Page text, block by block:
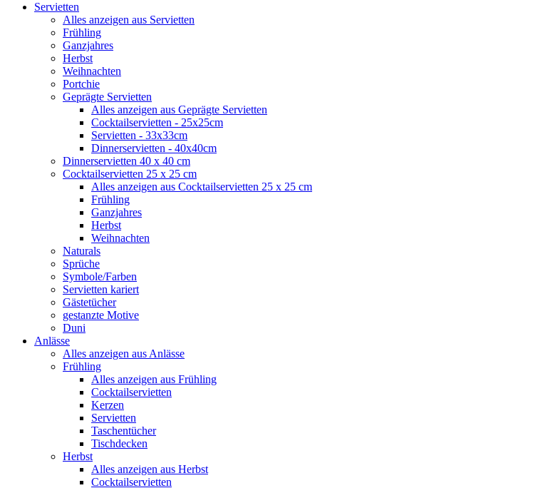
Servietten
Alles anzeigen aus Servietten
Frühling
Ganzjahres
Herbst
Weihnachten
Portchie
Geprägte Servietten
Alles anzeigen aus Geprägte Servietten
Cocktailservietten - 25x25cm
Servietten - 33x33cm
Dinnerservietten - 40x40cm
Dinnerservietten 40 x 40 cm
Cocktailservietten 25 x 25 cm
Alles anzeigen aus Cocktailservietten 25 x 25 cm
Frühling
Ganzjahres
Herbst
Weihnachten
Naturals
Sprüche
Symbole/Farben
Servietten kariert
Gästetücher
gestanzte Motive
Duni
Anlässe
Alles anzeigen aus Anlässe
Frühling
Alles anzeigen aus Frühling
Cocktailservietten
Kerzen
Servietten
Taschentücher
Tischdecken
Herbst
Alles anzeigen aus Herbst
Cocktailservietten